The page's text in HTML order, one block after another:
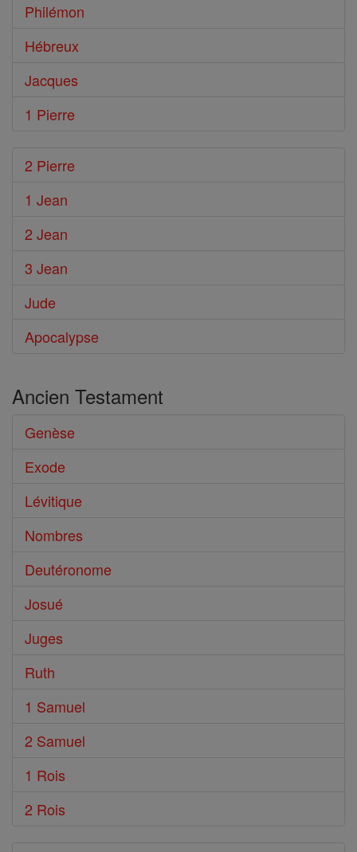
Philémon
Hébreux
Jacques
1 Pierre
2 Pierre
1 Jean
2 Jean
3 Jean
Jude
Apocalypse
Ancien Testament
Genèse
Exode
Lévitique
Nombres
Deutéronome
Josué
Juges
Ruth
1 Samuel
2 Samuel
1 Rois
2 Rois